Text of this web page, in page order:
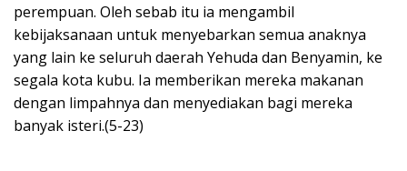
perempuan. Oleh sebab itu ia mengambil
kebijaksanaan untuk menyebarkan semua anaknya
yang lain ke seluruh daerah Yehuda dan Benyamin, ke
segala kota kubu. Ia memberikan mereka makanan
dengan limpahnya dan menyediakan bagi mereka
banyak isteri.(5-23)